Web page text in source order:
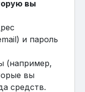
вы
и пароль
(например,
вы
средств.